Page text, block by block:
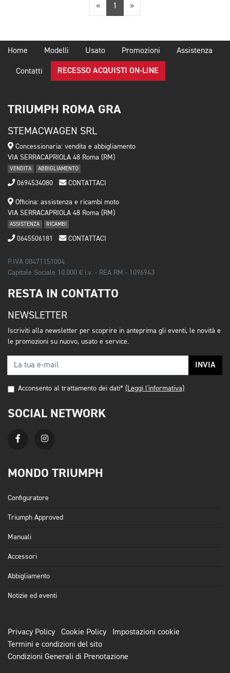
«Precedente
1 »Successiva
Home Modelli Usato Promozioni Assistenza
Contatti RECESSO ACQUISTI ON-LINE
TRIUMPH ROMA GRA
STEMACWAGEN SRL
Concessionaria: vendita e abbigliamento
VIA SERRACAPRIOLA 48 Roma (RM)
VENDITA ABBIGLIAMENTO
0694534080 CONTATTACI
Officina: assistenza e ricambi moto
VIA SERRACAPRIOLA 48 Roma (RM)
ASSISTENZA RICAMBI
0645506181 CONTATTACI
P.IVA 08471151004
Capitale Sociale 10.000 € i.v. - REA RM - 1096943
RESTA IN CONTATTO
NEWSLETTER
Iscriviti alla newsletter per scoprire in anteprima gli eventi, le novità e
le promozioni su nuovo, usato e service.
INVIA
Acconsento al trattamento dei dati* (Leggi l'informativa)
SOCIAL NETWORK
MONDO TRIUMPH
Configuratore
Triumph Approved
Manuali
Accessori
Abbigliamento
Notizie ed eventi
Privacy Policy Cookie Policy
Impostazioni cookie
Termini e condizioni del sito
Condizioni Generali di Prenotazione